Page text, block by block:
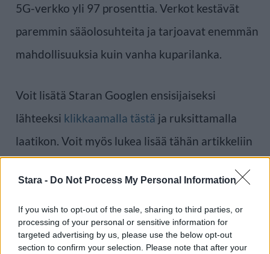
Stara - Do Not Process My Personal Information
If you wish to opt-out of the sale, sharing to third parties, or
processing of your personal or sensitive information for
targeted advertising by us, please use the below opt-out
section to confirm your selection. Please note that after your
5G-verkko yli 97 prosenttia. Verkot kestävät
paremmin sääolosuhteita ja tarjoavat enemmän
mahdollisuuksia kuin vanha kuparilanka.
Voit lisätä Staran Googlen ensisijaiseksi
lähteeksi klikkaamalla tästä ja ruksittamalla
laatikon. Voit myös lukea lisää tähän artikkeliin
lankapuhelin,puhelin tai laajemmin samasta
aihealueestaDigi-osioistamme.
Ilmoita virheestä·Tietoa meistä·Toimitusperiaatteet